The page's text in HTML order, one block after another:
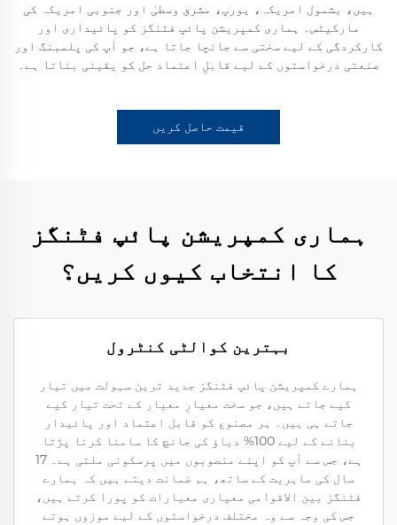
ہیں، بشمول امریکہ، یورپ، مشرق وسطیٰ اور جنوبی امریکہ کی
مارکیٹس۔ ہماری کمپریشن پائپ فٹنگز کو پائیداری اور
کارکردگی کے لیے سختی سے جانچا جاتا ہے، جو آپ کی پلمبنگ اور
صنعتی درخواستوں کے لیے قابلِ اعتماد حل کو یقینی بناتا ہے۔
قیمت حاصل کریں
ہماری کمپریشن پائپ فٹنگز
کا انتخاب کیوں کریں؟
بہترین کوالٹی کنٹرول
ہمارے کمپریشن پائپ فٹنگز جدید ترین سہولت میں تیار
کیے جاتے ہیں، جو سخت معیارِ معیار کے تحت تیار کیے
جاتے ہی ہیں۔ ہر مصنوع کو قابل اعتماد اور پائیدار
بنانے کے لیے 100% دباؤ کی جانچ کا سامنا کرنا پڑتا
ہے، جس سے آپ کو اپنے منصوبوں میں پرسکونی ملتی ہے۔ 17
سال کی ماہریت کے ساتھ، ہم ضمانت دیتے ہیں کہ ہمارے
فٹنگز بین الاقوامی معیاری معیارات کو پورا کرتے ہیں،
جس کی وجہ سے وہ مختلف درخواستوں کے لیے موزوں ہوتے